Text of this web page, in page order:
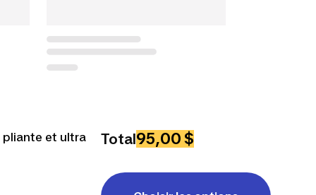
pliante et ultra
Total95,00 $